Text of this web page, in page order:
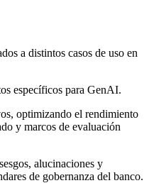
a distintos casos de uso en
específicos para GenAI.
optimizando el rendimiento
y marcos de evaluación
alucinaciones y
de gobernanza del banco.